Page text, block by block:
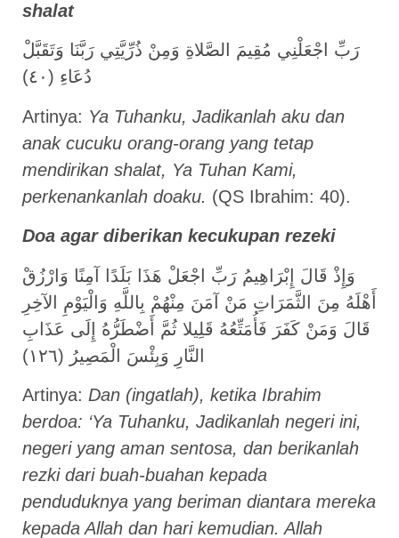
shalat
رَبِّ اجْعَلْنِي مُقِيمَ الصَّلاةِ وَمِنْ ذُرِّيَّتِي رَبَّنَا وَتَقَبَّلْ
دُعَاءِ (٤٠)
Artinya: Ya Tuhanku, Jadikanlah aku dan
anak cucuku orang-orang yang tetap
mendirikan shalat, Ya Tuhan Kami,
perkenankanlah doaku. (QS Ibrahim: 40).
Doa agar diberikan kecukupan rezeki
وَإِذْ قَالَ إِبْرَاهِيمُ رَبِّ اجْعَلْ هَذَا بَلَدًا آمِنًا وَارْزُقْ
أَهْلَهُ مِنَ الثَّمَرَاتِ مَنْ آمَنَ مِنْهُمْ بِاللَّهِ وَالْيَوْمِ الآخِرِ
قَالَ وَمَنْ كَفَرَ فَأُمَتِّعُهُ قَلِيلا ثُمَّ أَضْطَرُّهُ إِلَى عَذَابِ
النَّارِ وَبِئْسَ الْمَصِيرُ (١٢٦)
Artinya: Dan (ingatlah), ketika Ibrahim
berdoa: ‘Ya Tuhanku, Jadikanlah negeri ini,
negeri yang aman sentosa, dan berikanlah
rezki dari buah-buahan kepada
penduduknya yang beriman diantara mereka
kepada Allah dan hari kemudian. Allah